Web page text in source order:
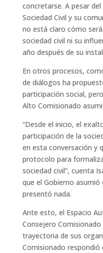
concretarse. A pesar
Sociedad Civil y su
no está claro cómo
sociedad civil ni su
año después de su
En otros procesos,
de diálogos ha
participación social,
Alto Comisionado
“Desde el inicio, el
participación de la
en esta conversación y
protocolo para
sociedad civil”, cuenta
que el Gobierno
presentó nada.
Ante esto, el Espacio
Consejero
trayectoria de sus
Comisionado respondió